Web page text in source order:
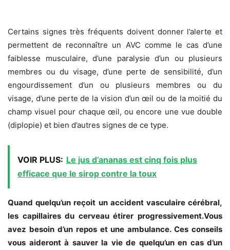
Certains signes très fréquents doivent donner l’alerte et
permettent de reconnaître un AVC comme le cas d’une
faiblesse musculaire, d’une paralysie d’un ou plusieurs
membres ou du visage, d’une perte de sensibilité, d’un
engourdissement d’un ou plusieurs membres ou du
visage, d’une perte de la vision d’un œil ou de la moitié du
champ visuel pour chaque œil, ou encore une vue double
(diplopie) et bien d’autres signes de ce type.
VOIR PLUS: Le jus d’ananas est cinq fois plus
efficace que le sirop contre la toux
Quand quelqu’un reçoit un accident vasculaire cérébral,
les capillaires du cerveau étirer progressivement.Vous
avez besoin d’un repos et une ambulance. Ces conseils
vous aideront à sauver la vie de quelqu’un en cas d’un